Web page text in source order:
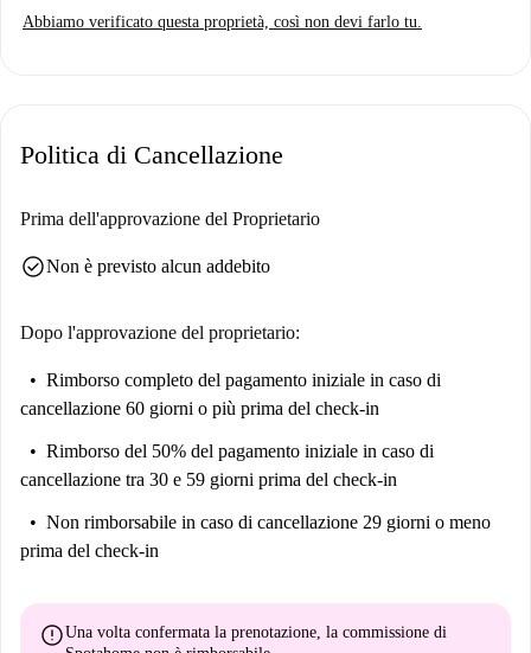
Abbiamo verificato questa proprietà, così non devi farlo tu.
Politica di Cancellazione
Prima dell'approvazione del Proprietario
check_circleNon è previsto alcun addebito
Dopo l'approvazione del proprietario:
Rimborso completo del pagamento iniziale in caso di
cancellazione 60 giorni o più prima del check-in
Rimborso del 50% del pagamento iniziale in caso di
cancellazione tra 30 e 59 giorni prima del check-in
Non rimborsabile in caso di cancellazione 29 giorni o meno
prima del check-in
errorUna volta confermata la prenotazione, la commissione di